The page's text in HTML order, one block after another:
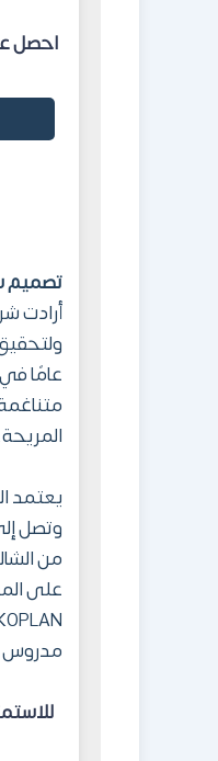
احصل
تصميم
أرادت
عامًا
المريحة.
يعتمد
وتصل
من
على
مدروس